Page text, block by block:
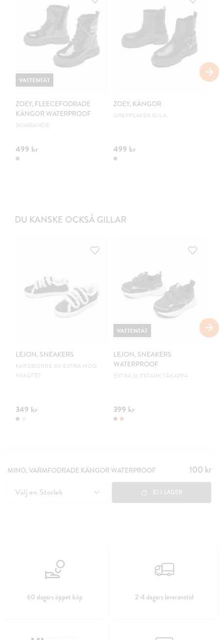
ZOEY, FLEECEFODRADE
KÄNGOR WATERPROOF
SKIMRANDE
499 kr
VATTENTÄT
ZOEY, KÄNGOR
GREPPSÄKER SULA
499 kr
DU KANSKE OCKSÅ GILLAR
LEJON, SNEAKERS
KARDBORRE AV EXTRA HÖG
KVALITET
349 kr
LEJON, SNEAKERS
WATERPROOF
EXTRA SLITSTARK TÅKAPPA
399 kr
VATTENTÄT
MINO, VARMFODRADE KÄNGOR WATERPROOF Pris:
100 kr
100 kr
Välj en Storlek EJ I LAGER
60 dagars öppet köp 2-4 dagars leveranstid